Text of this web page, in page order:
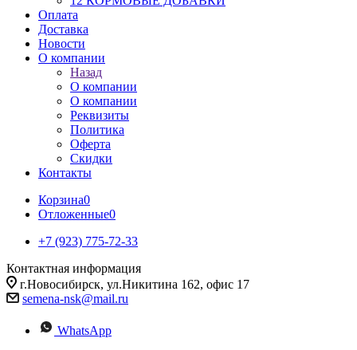
Оплата
Доставка
Новости
О компании
Назад
О компании
О компании
Реквизиты
Политика
Оферта
Скидки
Контакты
Корзина0
Отложенные0
+7 (923) 775-72-33
Контактная информация
г.Новосибирск, ул.Никитина 162, офис 17
semena-nsk@mail.ru
WhatsApp